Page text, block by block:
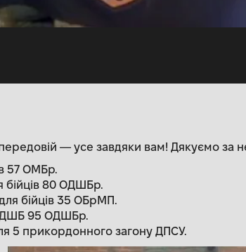
— усе завдяки вам! Дякуємо за
57 ОМБр.
бійців 80 ОДШБр.
бійців 35 ОБрМП.
ДШБ 95 ОДШБр.
5 прикордонного загону ДПСУ.